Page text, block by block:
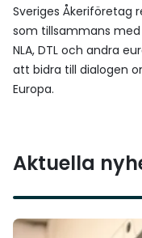
Sveriges Åkeriföretag
som tillsammans
NLA, DTL och andra
att bidra till dialogen
Europa.
Aktuella
Läs mer